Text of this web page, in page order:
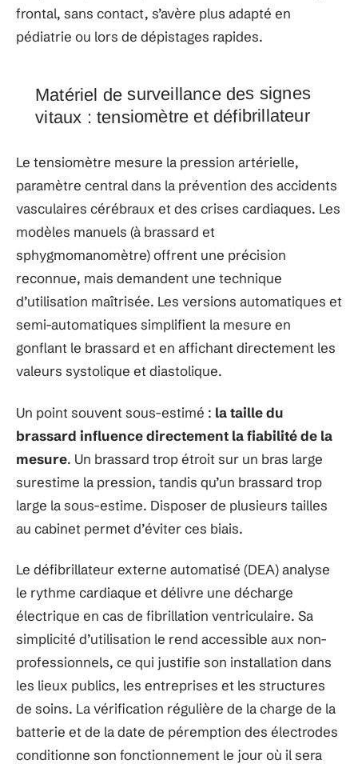
frontal, sans contact, s’avère plus adapté en
pédiatrie ou lors de dépistages rapides.
Matériel de surveillance des signes
vitaux : tensiomètre et défibrillateur
Le tensiomètre mesure la pression artérielle,
paramètre central dans la prévention des accidents
vasculaires cérébraux et des crises cardiaques. Les
modèles manuels (à brassard et
sphygmomanomètre) offrent une précision
reconnue, mais demandent une technique
d’utilisation maîtrisée. Les versions automatiques et
semi-automatiques simplifient la mesure en
gonflant le brassard et en affichant directement les
valeurs systolique et diastolique.
Un point souvent sous-estimé : la taille du
brassard influence directement la fiabilité de la
mesure. Un brassard trop étroit sur un bras large
surestime la pression, tandis qu’un brassard trop
large la sous-estime. Disposer de plusieurs tailles
au cabinet permet d’éviter ces biais.
Le défibrillateur externe automatisé (DEA) analyse
le rythme cardiaque et délivre une décharge
électrique en cas de fibrillation ventriculaire. Sa
simplicité d’utilisation le rend accessible aux non-
professionnels, ce qui justifie son installation dans
les lieux publics, les entreprises et les structures
de soins. La vérification régulière de la charge de la
batterie et de la date de péremption des électrodes
conditionne son fonctionnement le jour où il sera